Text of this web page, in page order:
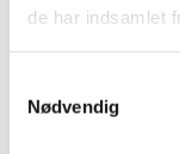
de har indsamlet
Nødvendig
og Lauritz
at Lauritz